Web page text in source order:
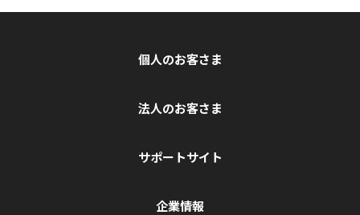
個人のお客さま
法人のお客さま
サポートサイト
企業情報